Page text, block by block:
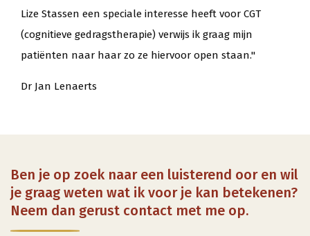
Lize Stassen een speciale interesse heeft voor CGT
(cognitieve gedragstherapie) verwijs ik graag mijn
patiënten naar haar zo ze hiervoor open staan."
Dr Jan Lenaerts
Ben je op zoek naar een luisterend oor en wil
je graag weten wat ik voor je kan betekenen?
Neem dan gerust contact met me op.